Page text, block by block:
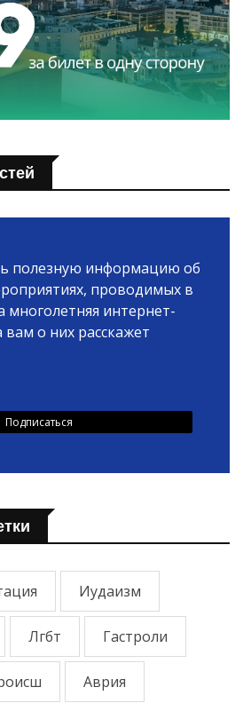
полезную информацию об
проводимых в
многолетняя интернет-
вам о них расскажет
Иудаизм
Лгбт Гастроли
Аврия